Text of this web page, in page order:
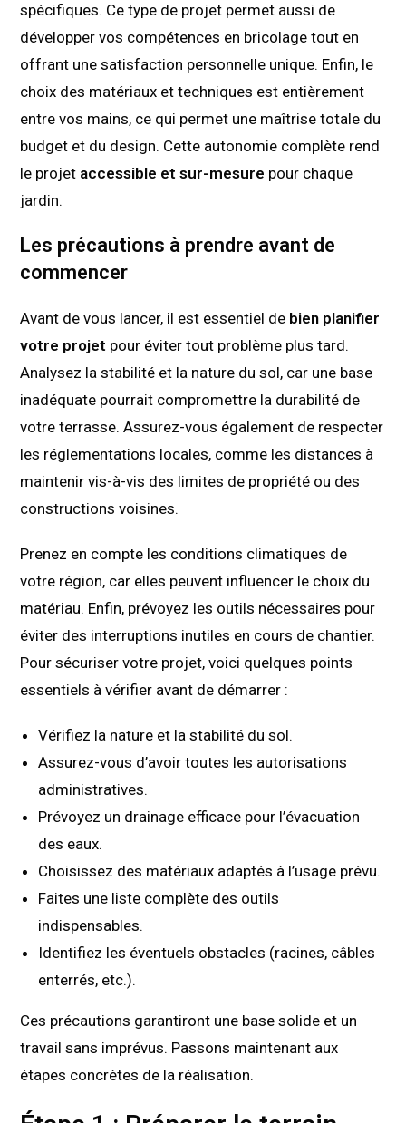
spécifiques. Ce type de projet permet aussi de
développer vos compétences en bricolage tout en
offrant une satisfaction personnelle unique. Enfin, le
choix des matériaux et techniques est entièrement
entre vos mains, ce qui permet une maîtrise totale du
budget et du design. Cette autonomie complète rend
le projet accessible et sur-mesure pour chaque
jardin.
Les précautions à prendre avant de
commencer
Avant de vous lancer, il est essentiel de bien planifier
votre projet pour éviter tout problème plus tard.
Analysez la stabilité et la nature du sol, car une base
inadéquate pourrait compromettre la durabilité de
votre terrasse. Assurez-vous également de respecter
les réglementations locales, comme les distances à
maintenir vis-à-vis des limites de propriété ou des
constructions voisines.
Prenez en compte les conditions climatiques de
votre région, car elles peuvent influencer le choix du
matériau. Enfin, prévoyez les outils nécessaires pour
éviter des interruptions inutiles en cours de chantier.
Pour sécuriser votre projet, voici quelques points
essentiels à vérifier avant de démarrer :
Vérifiez la nature et la stabilité du sol.
Assurez-vous d’avoir toutes les autorisations
administratives.
Prévoyez un drainage efficace pour l’évacuation
des eaux.
Choisissez des matériaux adaptés à l’usage prévu.
Faites une liste complète des outils
indispensables.
Identifiez les éventuels obstacles (racines, câbles
enterrés, etc.).
Ces précautions garantiront une base solide et un
travail sans imprévus. Passons maintenant aux
étapes concrètes de la réalisation.